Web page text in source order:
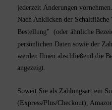
jederzeit Änderungen vornehmen.
Nach Anklicken der
Bestellung" (oder ähnliche
persönlichen Daten sowie der
werden Ihnen abschließend die
angezeigt.
Soweit Sie als Zahlungsart ein
(Express/Plus/Checkout),